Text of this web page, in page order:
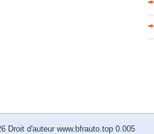
Droit d'auteur www.bfrauto.top 0.005